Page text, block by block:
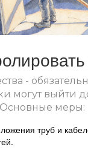
-
могут выйти
меры:
труб и
.